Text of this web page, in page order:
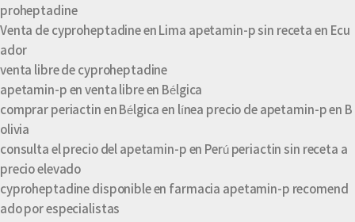
proheptadine
Venta de cyproheptadine en Lima apetamin-p sin receta en Ecu
ador
venta libre de cyproheptadine
apetamin-p en venta libre en Bélgica
comprar periactin en Bélgica en línea precio de apetamin-p en B
olivia
consulta el precio del apetamin-p en Perú periactin sin receta a
precio elevado
cyproheptadine disponible en farmacia apetamin-p recomend
ado por especialistas